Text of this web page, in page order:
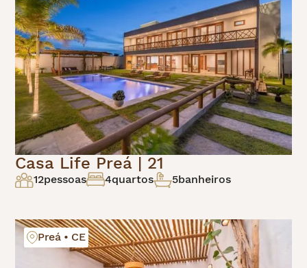
Casa Life Preá | 21
12pessoas 4quartos 5banheiros
Preá • CE